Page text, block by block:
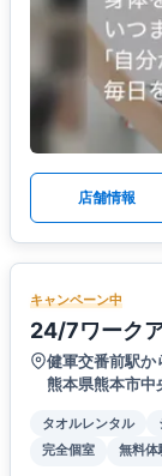
店舗情報
キャンペーン中
24/7ワーク
健軍交番前駅か
熊本県熊本市中
タオルレンタル
完全個室
無料体